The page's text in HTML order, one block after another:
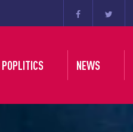
POPLITICS NEWS